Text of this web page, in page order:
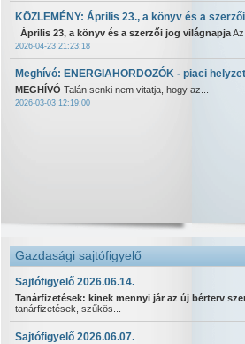
KÖZLEMÉNY: Április 23., a könyv és a
Április 23, a könyv és a szerzői jog világnapja
2026-04-23 21:23:18
Meghívó: ENERGIAHORDOZÓK - piaci
MEGHÍVÓ Talán senki nem vitatja, hogy az...
2026-03-03 12:19:00
Gazdasági sajtófigyelő
Sajtófigyelő 2026.06.14.
Tanárfizetések: kinek mennyi jár az új bérterv
tanárfizetések, szűkös...
Sajtófigyelő 2026.06.07.